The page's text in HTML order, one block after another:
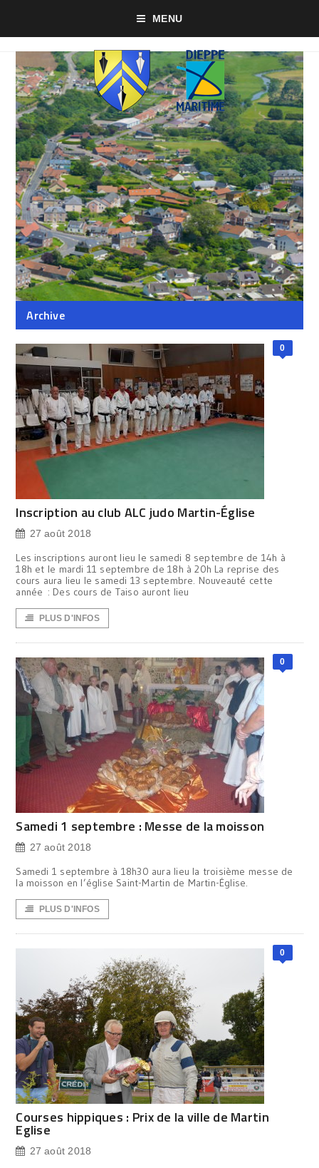
MENU
Archive
0
Inscription au club ALC judo Martin-Église
27 août 2018
Les inscriptions auront lieu le samedi 8 septembre de 14h à
18h et le mardi 11 septembre de 18h à 20h La reprise des
cours aura lieu le samedi 13 septembre. Nouveauté cette
année : Des cours de Taiso auront lieu
PLUS D'INFOS
0
Samedi 1 septembre : Messe de la moisson
27 août 2018
Samedi 1 septembre à 18h30 aura lieu la troisième messe de
la moisson en l’église Saint-Martin de Martin-Église.
PLUS D'INFOS
0
Courses hippiques : Prix de la ville de Martin
Eglise
27 août 2018